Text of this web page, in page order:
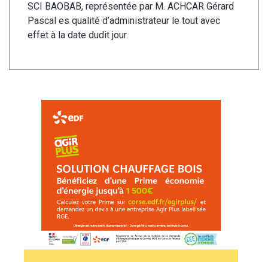
SCI BAOBAB, représentée par M. ACHCAR Gérard
Pascal es qualité d’administrateur le tout avec
effet à la date dudit jour.